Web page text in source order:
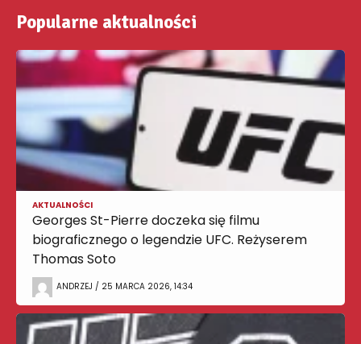
Popularne aktualności
AKTUALNOŚCI
Georges St-Pierre doczeka się filmu
biograficznego o legendzie UFC. Reżyserem
Thomas Soto
ANDRZEJ / 25 MARCA 2026, 14:34